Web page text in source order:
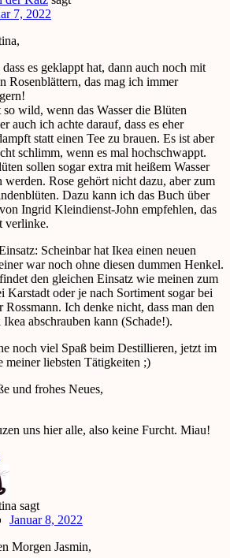
7, 2022
es geklappt hat, dann auch noch mit
Rosenblättern, das mag ich immer
so wild, wenn das Wasser die Blüten
auch ich achte darauf, dass es eher
statt einen Tee zu brauen. Es ist aber
schlimm, wenn es mal hochschwappt.
sollen sogar extra mit heißem Wasser
werden. Rose gehört nicht dazu, aber zum
Dazu kann ich das Buch über
Ingrid Kleindienst-John empfehlen, das
verlinke.
Scheinbar hat Ikea einen neuen
war noch ohne diesen dummen Henkel.
den gleichen Einsatz wie meinen zum
Karstadt oder je nach Sortiment sogar bei
Rossmann. Ich denke nicht, dass man den
abschrauben kann (Schade!).
noch viel Spaß beim Destillieren, jetzt im
meiner liebsten Tätigkeiten ;)
und frohes Neues,
uns hier alle, also keine Furcht. Miau!
sagt
Januar 8, 2022
Morgen Jasmin,